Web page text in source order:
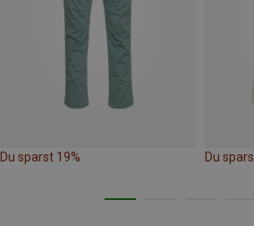
Du sparst 19% Du